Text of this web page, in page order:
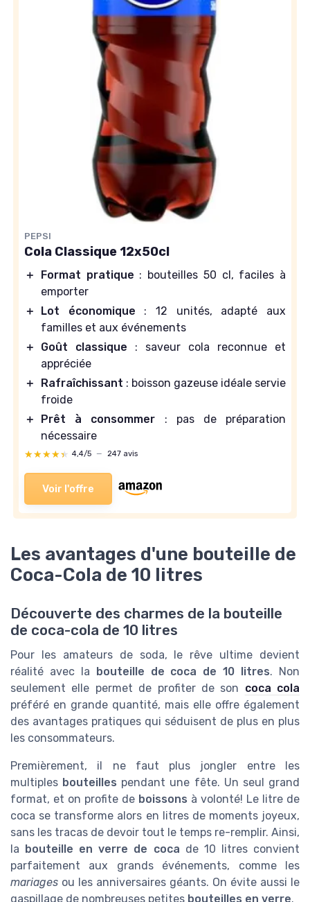
PEPSI
Cola Classique 12x50cl
＋ Format pratique : bouteilles 50 cl, faciles à
emporter
＋
Lot économique : 12 unités, adapté aux
familles et aux événements
＋
Goût classique : saveur cola reconnue et
appréciée
＋
Rafraîchissant : boisson gazeuse idéale servie
froide
＋
Prêt à consommer : pas de préparation
nécessaire
★★★★★
★★★★★ 4,4/5 — 247 avis
Voir l'offre
Les avantages d'une bouteille de
Coca-Cola de 10 litres
Découverte des charmes de la bouteille
de coca-cola de 10 litres
Pour les amateurs de soda, le rêve ultime devient
réalité avec la bouteille de coca de 10 litres. Non
seulement elle permet de profiter de son coca cola
préféré en grande quantité, mais elle offre également
des avantages pratiques qui séduisent de plus en plus
les consommateurs.
Premièrement, il ne faut plus jongler entre les
multiples bouteilles pendant une fête. Un seul grand
format, et on profite de boissons à volonté! Le litre de
coca se transforme alors en litres de moments joyeux,
sans les tracas de devoir tout le temps re-remplir. Ainsi,
la bouteille en verre de coca de 10 litres convient
parfaitement aux grands événements, comme les
mariages ou les anniversaires géants. On évite aussi le
gaspillage de nombreuses petites bouteilles en verre.